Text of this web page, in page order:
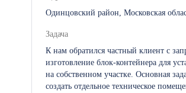
техники безопасности.
На каждый сданный в
объект предоставляется
расширенная гарантия
Одинцовский район, Московская
Задача
К нам обратился частный клиент с
изготовление блок-контейнера для
на собственном участке. Основная
создать отдельное техническое